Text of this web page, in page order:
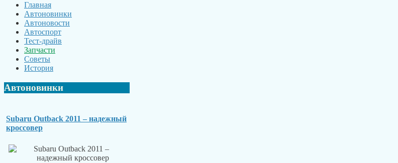
Главная
Автоновинки
Автоновости
Автоспорт
Тест-драйв
Запчасти
Советы
История
Автоновинки
Subaru Outback 2011 – надежный
кроссовер